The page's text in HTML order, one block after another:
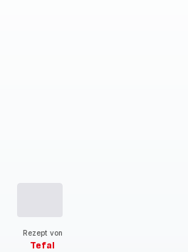
Rezept von
Tefal